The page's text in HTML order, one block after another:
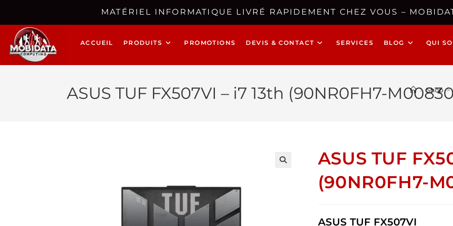
MATÉRIEL INFORMATIQUE LIVRÉ RAPIDEMENT CHEZ VOUS –
ACCUEIL PRODUITS PROMOTIONS DEVIS & CONTACT SERVICES BLOG QUI
ASUS TUF FX507VI – i7 13th (90NR0FH7- > Shop >
ASUS TUF
(90NR0FH7-
ASUS TUF FX507VI